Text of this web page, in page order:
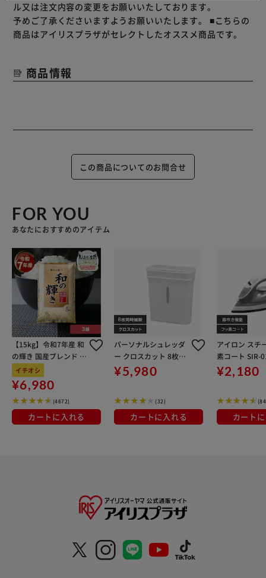
ル又は注文内容の変更をお願いいたしております。
予めご了承くださいますようお願いいたします。 ■こちらの
商品はアイリスプラザがセレクトしたオススメ商品です。
商品情報
この商品についてのお問合せ
FOR YOU
あなたにおすすめのアイテム
【15kg】令和7年産 和
の輝き 国産ブレンド 5
kg×3袋
イチオシ
¥6,980
(4672)
カートに入れる
パーソナルシュレッダ
ー クロスカット 8枚同
時細断 PS-A8C-W ホワ
¥5,980
(32)
カートに入れる
アイロン スチ
素コート SIR-
レー
¥2,180
カート